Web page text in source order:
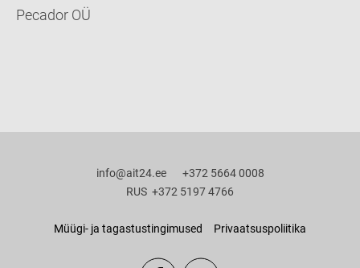
Pecador OÜ
info@ait24.ee +372 5664 0008
RUS +372 5197 4766
Müügi- ja tagastustingimused Privaatsuspoliitika